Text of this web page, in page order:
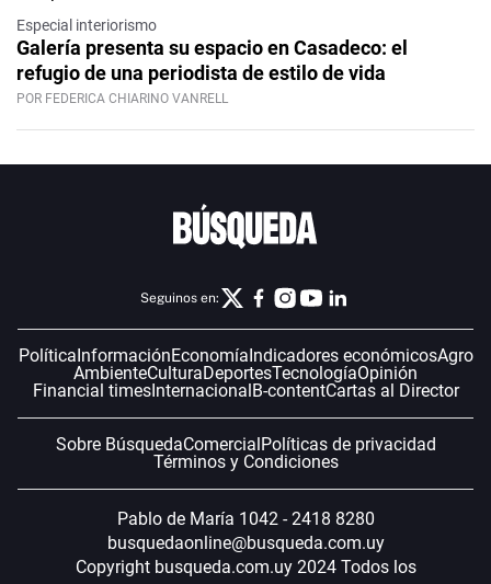
Especial interiorismo
Galería presenta su espacio en Casadeco: el
refugio de una periodista de estilo de vida
POR FEDERICA CHIARINO VANRELL
Seguinos en:
PolíticaInformaciónEconomíaIndicadores económicosAgro
AmbienteCulturaDeportesTecnologíaOpinión
Financial timesInternacionalB-contentCartas al Director
Sobre BúsquedaComercialPolíticas de privacidad
Términos y Condiciones
Pablo de María 1042 - 2418 8280
busquedaonline@busqueda.com.uy
Copyright busqueda.com.uy 2024 Todos los